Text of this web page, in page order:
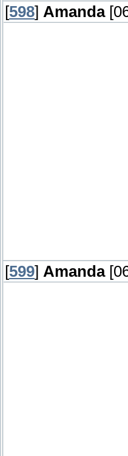
[598] Amanda
[599] Amanda